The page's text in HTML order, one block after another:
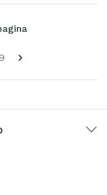
pagina
Pagina
9